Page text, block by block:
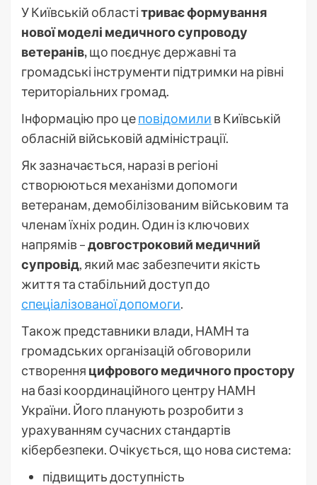
У Київській областітриває формування
нової моделі медичного супроводу
ветеранів,що поєднує державні та
громадські інструменти підтримки на рівні
територіальних громад.
Інформацію про цеповідомили в Київській
обласній військовій адміністрації.
Як зазначається, наразі в регіоні
створюються механізми допомоги
ветеранам, демобілізованим військовим та
членам їхніх родин. Один із ключових
напрямів –довгостроковий медичний
супровід, який має забезпечити якість
життя та стабільний доступ до
спеціалізованої допомоги.
Також представники влади, НАМН та
громадських організацій обговорили
створення цифрового медичного простору
на базі координаційного центру НАМН
України. Його планують розробити з
урахуванням сучасних стандартів
кібербезпеки. Очікується, що нова система:
підвищить доступність